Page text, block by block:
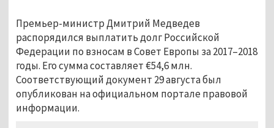
Премьер-министр Дмитрий Медведев
распорядился выплатить долг Российской
Федерации по взносам в Совет Европы за 2017–2018
годы. Его сумма составляет €54,6 млн.
Соответствующий документ 29 августа был
опубликован на официальном портале правовой
информации.